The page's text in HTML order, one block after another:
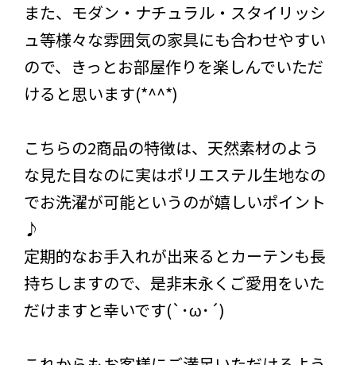
また、モダン・ナチュラル・スタイリッシ
ュ等様々な雰囲気の家具にも合わせやすい
ので、きっとお部屋作りを楽しんでいただ
けると思います(*^^*)
こちらの2商品の特徴は、天然素材のよう
な見た目なのに実はポリエステル生地なの
でお洗濯が可能というのが嬉しいポイント
♪
定期的なお手入れが出来るとカーテンも長
持ちしますので、是非末永くご愛用をいた
だけますと幸いです(`･ω･´)